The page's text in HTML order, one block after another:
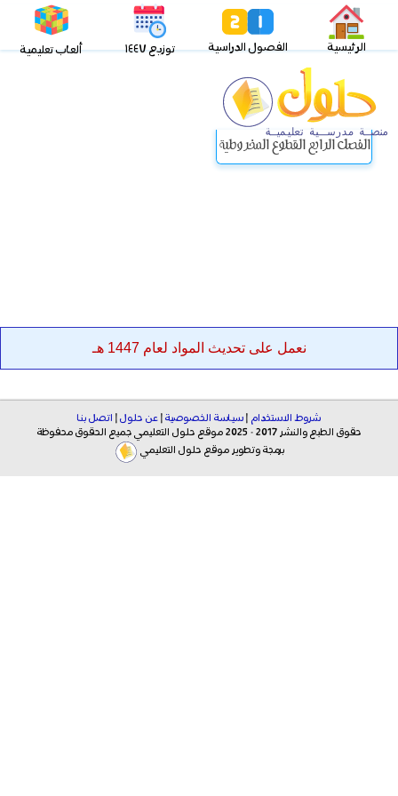
الرئيسية الفصول الدراسية توزيع ١٤٤٧ ألعاب تعليمية
الفصل الرابع القطوع المخروطية
نعمل على تحديث المواد لعام 1447 هـ
شروط الاستخدام | سياسة الخصوصية | عن حلول | اتصل بنا
حقوق الطبع والنشر 2017 - 2025 موقع حلول التعليمي جميع الحقوق محفوظة
برمجة وتطوير موقع حلول التعليمي